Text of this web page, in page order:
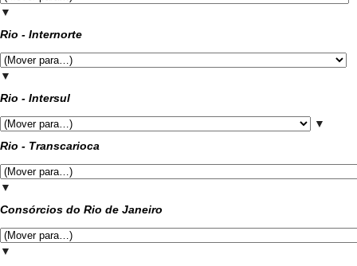
▼
Rio - Internorte
▼
Rio - Intersul
▼
Rio - Transcarioca
▼
Consórcios do Rio de Janeiro
▼